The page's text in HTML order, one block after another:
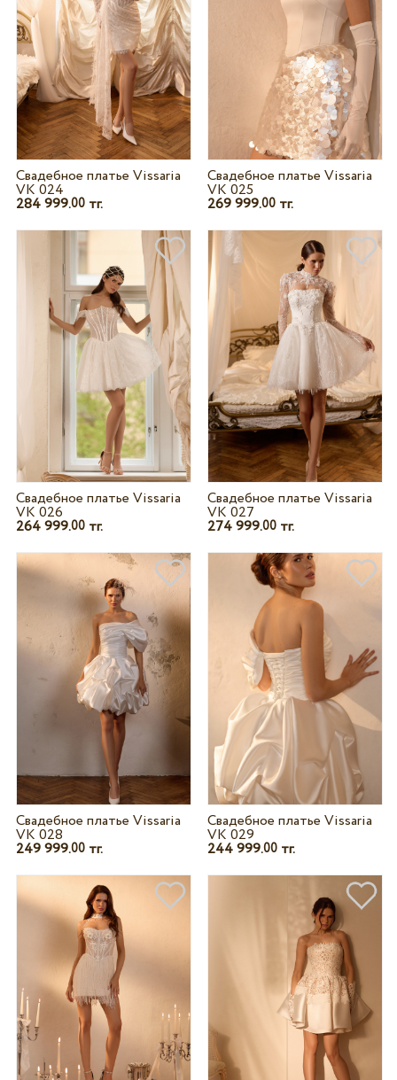
Свадебное платье Vissaria
VK 024
284 999.00тг.
Свадебное платье Vissaria
VK 025
269 999.00 тг.
Свадебное платье Vissaria
VK 026
264 999.00тг.
Свадебное платье Vissaria
VK 027
274 999.00 тг.
Свадебное платье Vissaria
VK 028
249 999.00тг.
Свадебное платье Vissaria
VK 029
244 999.00 тг.